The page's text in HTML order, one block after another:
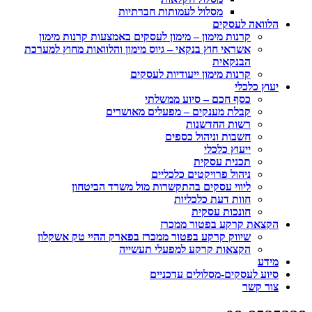
מסלול לעמותות חברתיות
הלוואה לעסקים
קרנות מימון – מימון לעסקים באמצעות קרנות מימון
אשראי חוץ בנקאי – גיוס מימון והלוואות מחוץ למערכת
הבנקאית
קרנות מימון ייעודיות לעסקים
יעוץ כלכלי
כסף חכם – סיוע ממשלתי
קבלת מענקים – מפעלים מאושרים
רשות החדשנות
חשבות וניהול כספים
ייעוץ כלכלי
תכנית עסקית
ניהול פרויקטים כלכליים
ליווי עסקים בהתקשרות מול משרד הביטחון
חוות דעת כלכליות
חונכות עסקית
הקצאת קרקע בפטור ממכרז
שיווק קרקע בפטור ממכרז בפארק ההיי טק אשקלון
הקצאות קרקע למפעלי תעשייה
מידע
סיוע לעסקים-מסלולים עדכניים
צור קשר